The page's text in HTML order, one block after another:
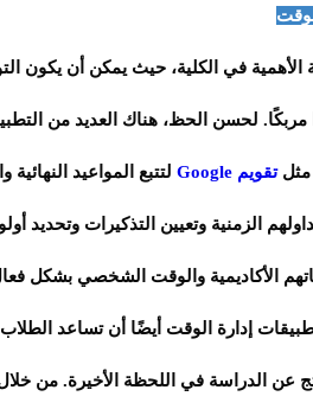
الأهمية في الكلية، حيث يمكن أن يكون
مربكًا. لحسن الحظ، هناك العديد من
تقويم Google لتتبع المواعيد
الزمنية وتعيين التذكيرات وتحديد
الأكاديمية والوقت الشخصي بشكل
إدارة الوقت أيضًا أن تساعد
عن الدراسة في اللحظة الأخيرة. من